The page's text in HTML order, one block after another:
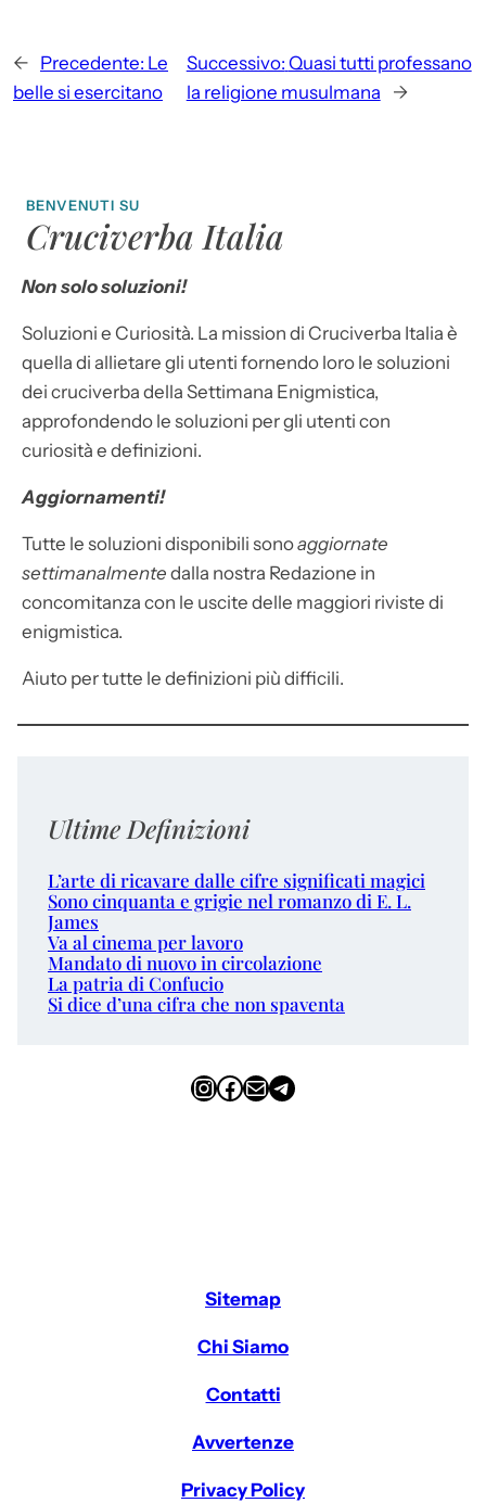
← Precedente: Le
belle si esercitano
Successivo: Quasi tutti professano
la religione musulmana
→
BENVENUTI SU
Cruciverba Italia
Non solo soluzioni!
Soluzioni e Curiosità. La mission di Cruciverba Italia è
quella di allietare gli utenti fornendo loro le soluzioni
dei cruciverba della Settimana Enigmistica,
approfondendo le soluzioni per gli utenti con
curiosità e definizioni.
Aggiornamenti!
Tutte le soluzioni disponibili sonoaggiornate
settimanalmente dalla nostra Redazione in
concomitanza con le uscite delle maggiori riviste di
enigmistica.
Aiuto per tutte le definizioni più difficili.
Ultime Definizioni
L’arte di ricavare dalle cifre significati magici
Sono cinquanta e grigie nel romanzo di E. L.
James
Va al cinema per lavoro
Mandato di nuovo in circolazione
La patria di Confucio
Si dice d’una cifra che non spaventa
InstagramFacebook Email Telegram
Sitemap
Chi Siamo
Contatti
Avvertenze
Privacy Policy